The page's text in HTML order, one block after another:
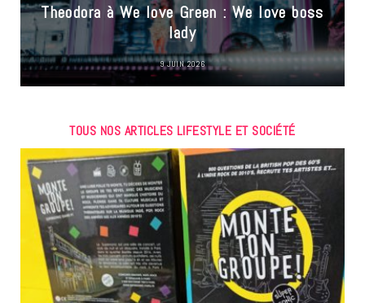
Theodora à We love Green : We love boss
lady
9 JUIN 2026
TOUS NOS ARTICLES LIFESTYLE ET SOCIÉTÉ